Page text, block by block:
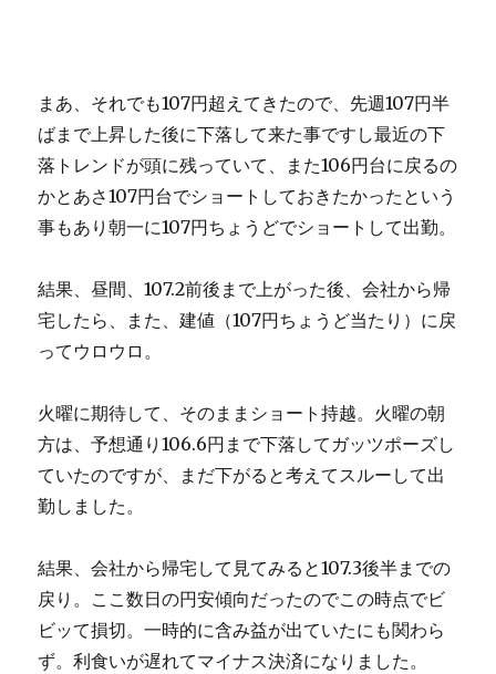
まあ、それでも107円超えてきたので、先週107円半
ばまで上昇した後に下落して来た事ですし最近の下
落トレンドが頭に残っていて、また106円台に戻るの
かとあさ107円台でショートしておきたかったという
事もあり朝一に107円ちょうどでショートして出勤。
結果、昼間、107.2前後まで上がった後、会社から帰
宅したら、また、建値（107円ちょうど当たり）に戻
ってウロウロ。
火曜に期待して、そのままショート持越。火曜の朝
方は、予想通り106.6円まで下落してガッツポーズし
ていたのですが、まだ下がると考えてスルーして出
勤しました。
結果、会社から帰宅して見てみると107.3後半までの
戻り。ここ数日の円安傾向だったのでこの時点でビ
ビッて損切。一時的に含み益が出ていたにも関わら
ず。利食いが遅れてマイナス決済になりました。